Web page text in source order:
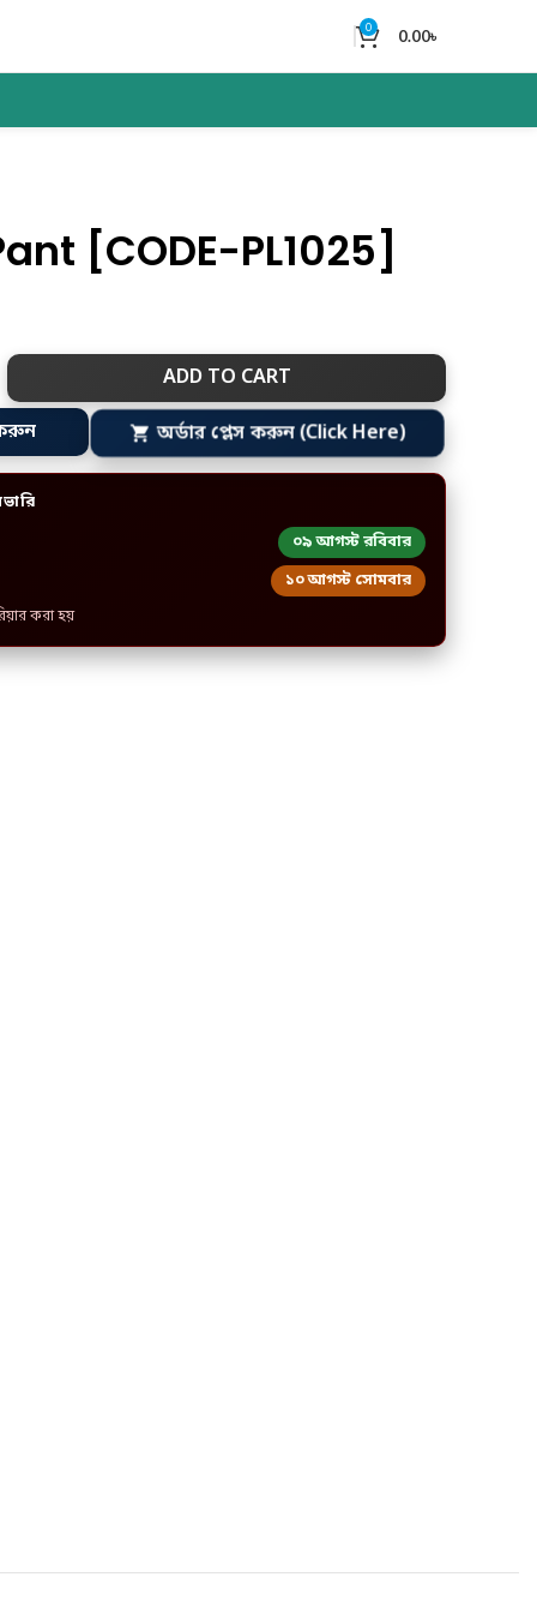
0 0.00৳
[CODE-PL1025]
ADD TO CART
অর্ডার প্লেস করুন (Click Here)
০৯ আগস্ট রবিবার
১০ আগস্ট সোমবার
করা হয়